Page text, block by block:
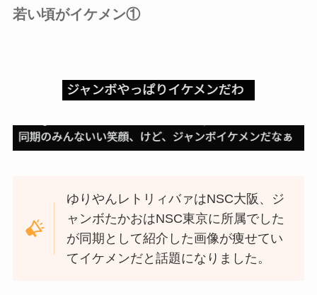
若い頃がイケメン①
ゆりやんレトリィバァはNSC大阪、ジ
ャンボたかおはNSC東京に所属でした
が同期として紹介した画像が痩せてい
てイケメンだと話題になりました。